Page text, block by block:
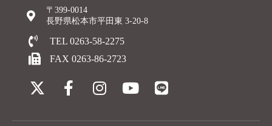
〒399-0014
長野県松本市平田東 3-20-8
TEL 0263-58-2275
FAX 0263-86-2723